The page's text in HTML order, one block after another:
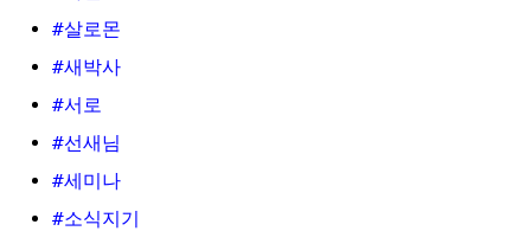
#살로몬
#새박사
#서로
#선새님
#세미나
#소식지기